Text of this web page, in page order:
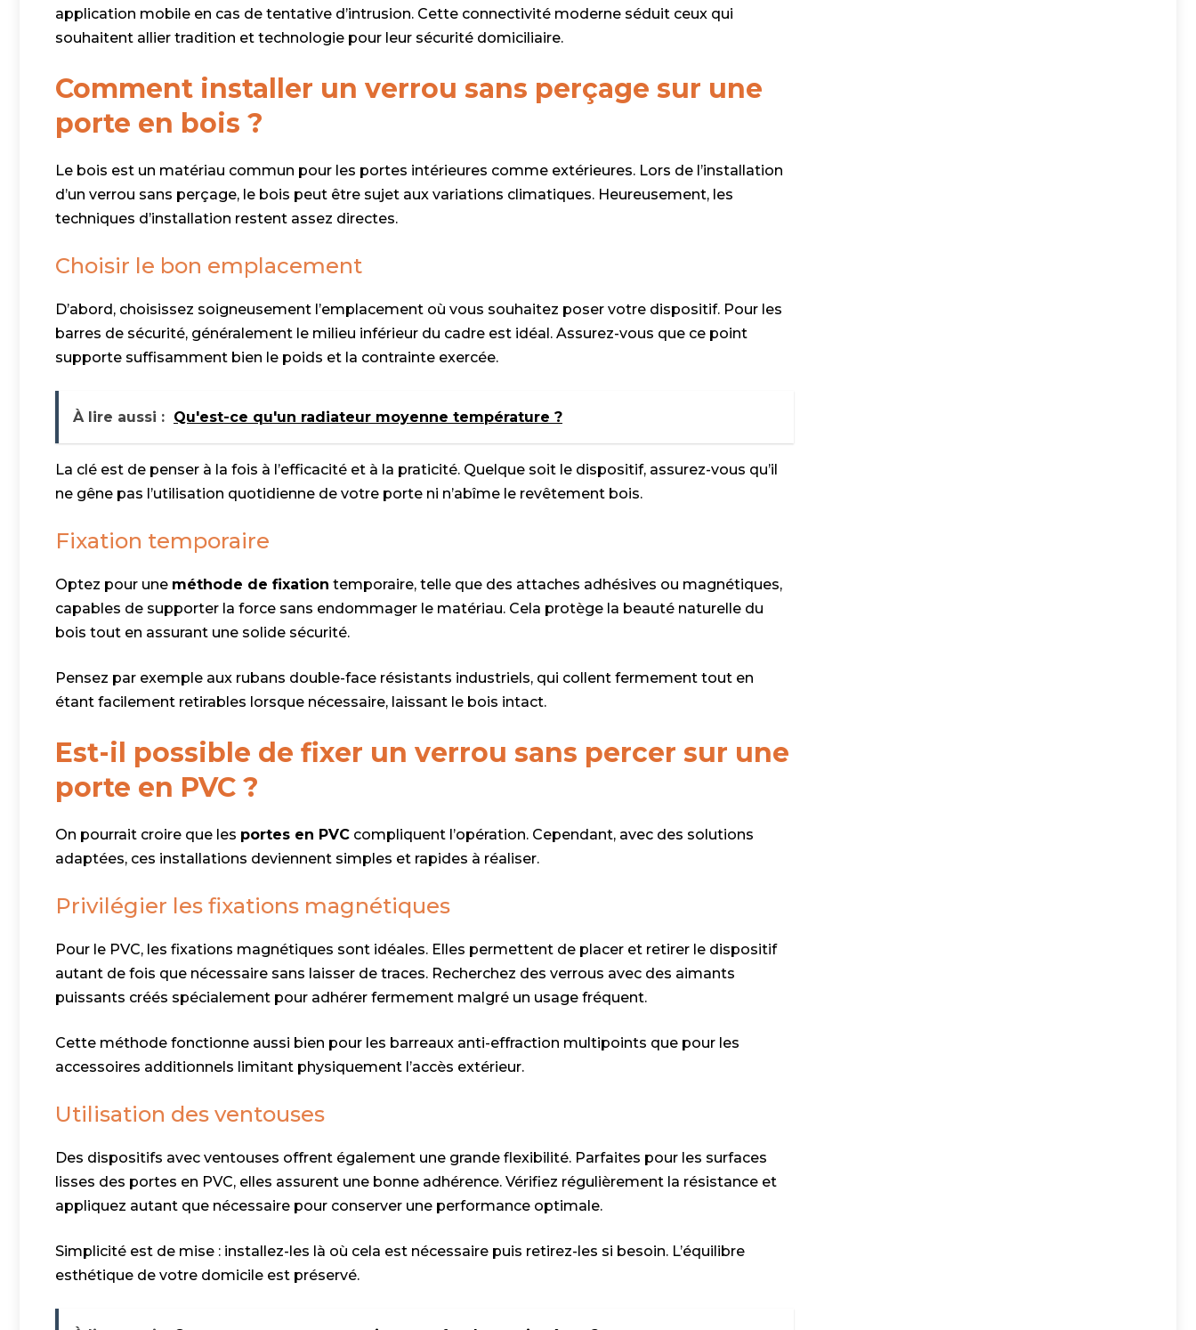
application mobile en cas de tentative d’intrusion. Cette connectivité moderne séduit ceux qui
souhaitent allier tradition et technologie pour leur sécurité domiciliaire.
Comment installer un verrou sans perçage sur une
porte en bois ?
Le bois est un matériau commun pour les portes intérieures comme extérieures. Lors de l’installation
d’un verrou sans perçage, le bois peut être sujet aux variations climatiques. Heureusement, les
techniques d’installation restent assez directes.
Choisir le bon emplacement
D’abord, choisissez soigneusement l’emplacement où vous souhaitez poser votre dispositif. Pour les
barres de sécurité, généralement le milieu inférieur du cadre est idéal. Assurez-vous que ce point
supporte suffisamment bien le poids et la contrainte exercée.
À lire aussi : Qu'est-ce qu'un radiateur moyenne température ?
La clé est de penser à la fois à l’efficacité et à la praticité. Quelque soit le dispositif, assurez-vous qu’il
ne gêne pas l’utilisation quotidienne de votre porte ni n’abîme le revêtement bois.
Fixation temporaire
Optez pour une méthode de fixation temporaire, telle que des attaches adhésives ou magnétiques,
capables de supporter la force sans endommager le matériau. Cela protège la beauté naturelle du
bois tout en assurant une solide sécurité.
Pensez par exemple aux rubans double-face résistants industriels, qui collent fermement tout en
étant facilement retirables lorsque nécessaire, laissant le bois intact.
Est-il possible de fixer un verrou sans percer sur une
porte en PVC ?
On pourrait croire que les portes en PVC compliquent l’opération. Cependant, avec des solutions
adaptées, ces installations deviennent simples et rapides à réaliser.
Privilégier les fixations magnétiques
Pour le PVC, les fixations magnétiques sont idéales. Elles permettent de placer et retirer le dispositif
autant de fois que nécessaire sans laisser de traces. Recherchez des verrous avec des aimants
puissants créés spécialement pour adhérer fermement malgré un usage fréquent.
Cette méthode fonctionne aussi bien pour les barreaux anti-effraction multipoints que pour les
accessoires additionnels limitant physiquement l’accès extérieur.
Utilisation des ventouses
Des dispositifs avec ventouses offrent également une grande flexibilité. Parfaites pour les surfaces
lisses des portes en PVC, elles assurent une bonne adhérence. Vérifiez régulièrement la résistance et
appliquez autant que nécessaire pour conserver une performance optimale.
Simplicité est de mise : installez-les là où cela est nécessaire puis retirez-les si besoin. L’équilibre
esthétique de votre domicile est préservé.